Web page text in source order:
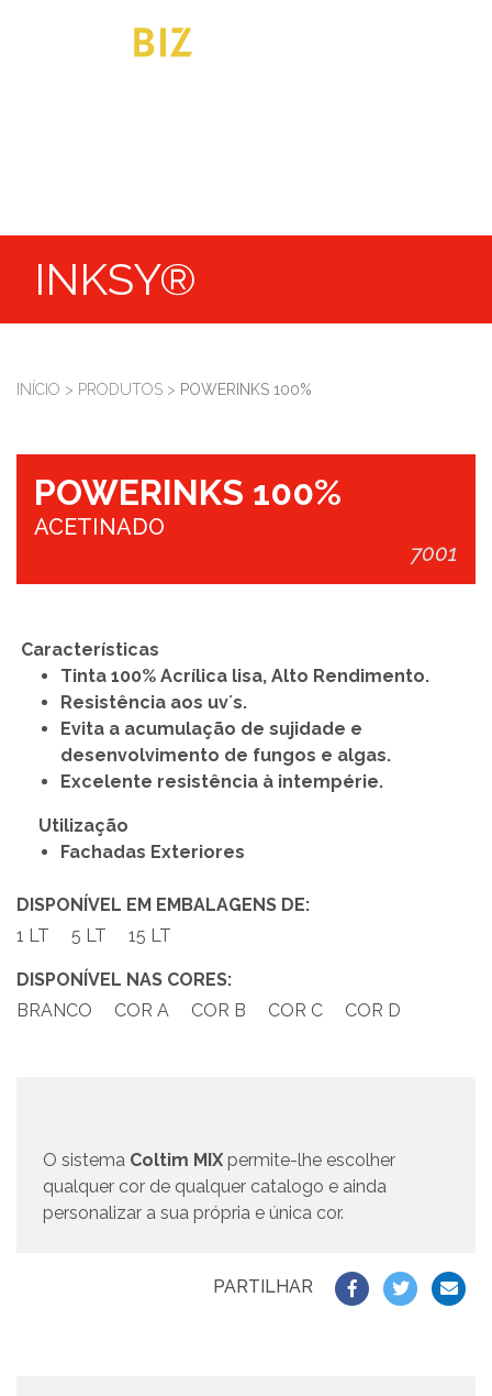
INKSY®
INÍCIO > PRODUTOS > POWERINKS 100%
POWERINKS 100%
ACETINADO
7001
Características
Tinta 100% Acrílica lisa, Alto Rendimento.
Resistência aos uv´s.
Evita a acumulação de sujidade e
desenvolvimento de fungos e algas.
Excelente resistência à intempérie.
Utilização
Fachadas Exteriores
DISPONÍVEL EM EMBALAGENS DE:
1 LT
5 LT 15 LT
DISPONÍVEL NAS CORES:
BRANCO
COR A COR B COR C COR D
O sistema Coltim MIX permite-lhe escolher
qualquer cor de qualquer catalogo e ainda
personalizar a sua própria e única cor.
PARTILHAR